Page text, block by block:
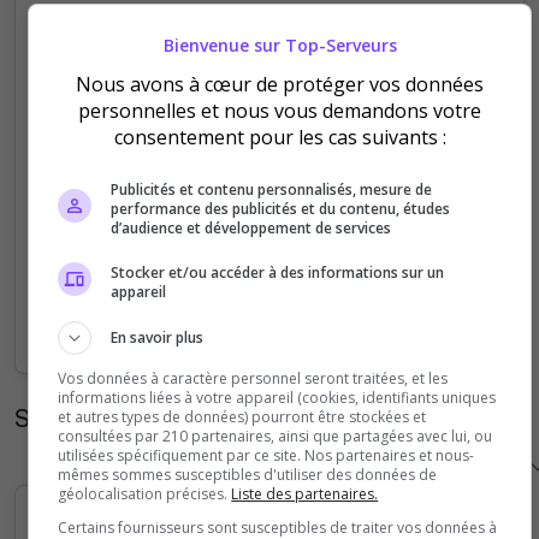
2
4
Statistiques horaires
Bienvenue sur Top-Serveurs
Nous avons à cœur de protéger vos données
personnelles et nous vous demandons votre
consentement pour les cas suivants :
Publicités et contenu personnalisés, mesure de
performance des publicités et du contenu, études
d’audience et développement de services
Stocker et/ou accéder à des informations sur un
appareil
En savoir plus
Vos données à caractère personnel seront traitées, et les
informations liées à votre appareil (cookies, identifiants uniques
et autres types de données) pourront être stockées et
consultées par 210 partenaires, ainsi que partagées avec lui, ou
utilisées spécifiquement par ce site. Nos partenaires et nous-
mêmes sommes susceptibles d'utiliser des données de
géolocalisation précises. Liste des partenaires.
Certains fournisseurs sont susceptibles de traiter vos données à